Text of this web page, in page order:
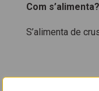
Com s’alimenta?
S’alimenta de